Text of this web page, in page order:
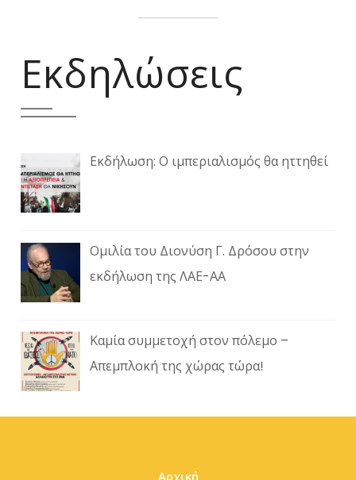
Εκδηλώσεις
Εκδήλωση: Ο ιμπεριαλισμός θα ηττηθεί
Ομιλία του Διονύση Γ. Δρόσου στην
εκδήλωση της ΛΑΕ-ΑΑ
Καμία συμμετοχή στον πόλεμο –
Απεμπλοκή της χώρας τώρα!
Αρχική